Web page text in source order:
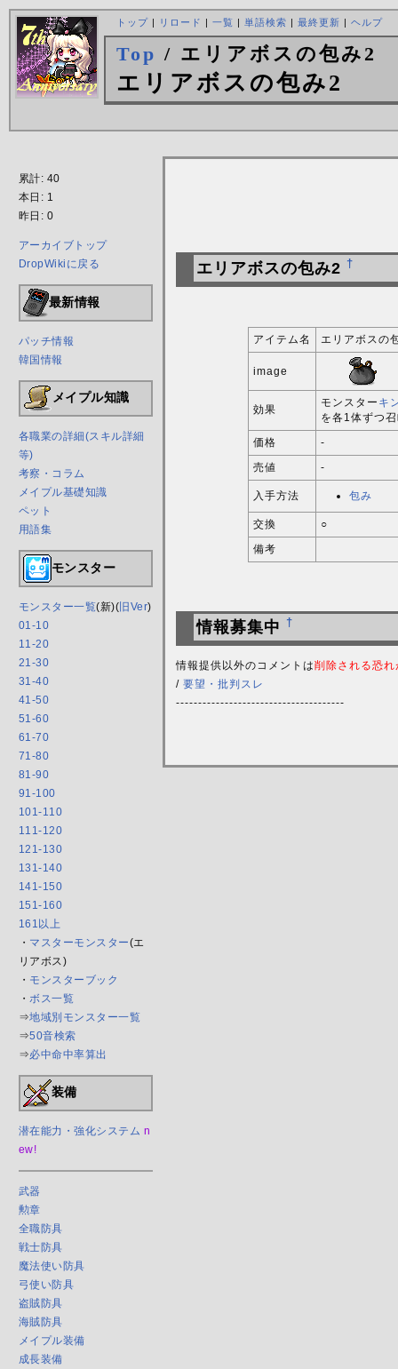
トップ| リロード | 一覧 | 単語検索 | 最終更新 | ヘルプ
Top / エリアボスの包み2
エリアボスの包み2
累計: 40
本日: 1
昨日: 0
アーカイブトップ
DropWikiに戻る
最新情報
パッチ情報
韓国情報
メイプル知識
各職業の詳細(スキル詳細
等)
考察・コラム
メイプル基礎知識
ペット
用語集
モンスター
モンスター一覧(新)( 旧Ver)
01-10
11-20
21-30
31-40
41-50
51-60
61-70
71-80
81-90
91-100
101-110
111-120
121-130
131-140
141-150
151-160
161以上
・ マスターモンスター(エ
リアボス)
・ モンスターブック
・ ボス一覧
⇒地域別モンスター一覧
⇒50音検索
⇒必中命中率算出
装備
潜在能力・強化システム n
ew!
武器
勲章
全職防具
戦士防具
魔法使い防具
弓使い防具
盗賊防具
海賊防具
メイプル装備
成長装備
エリアボスの包み2 †
アイテム名 エリアボスの
image
効果
モンスター キ
を各1体ずつ
価格
-
売値
-
入手方法 包み
交換
○
備考
情報募集中 †
情報提供以外のコメントは削除される恐
/ 要望・批判スレ
--------------------------------------